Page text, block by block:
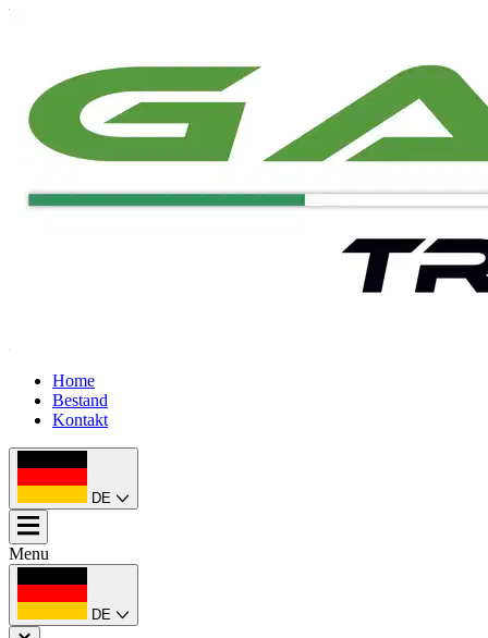
Home
Bestand
Kontakt
DE
Menu
DE